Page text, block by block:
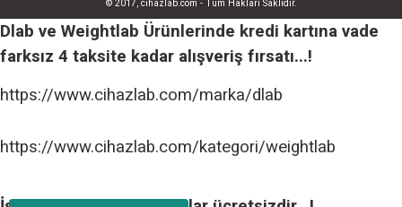
© 2017, cihazlab.com - Tüm Hakları Saklıdır.
Dlab ve Weightlab Ürünlerinde kredi kartına vade
farksız 4 taksite kadar alışveriş fırsatı...!
https://www.cihazlab.com/marka/dlab
https://www.cihazlab.com/kategori/weightlab